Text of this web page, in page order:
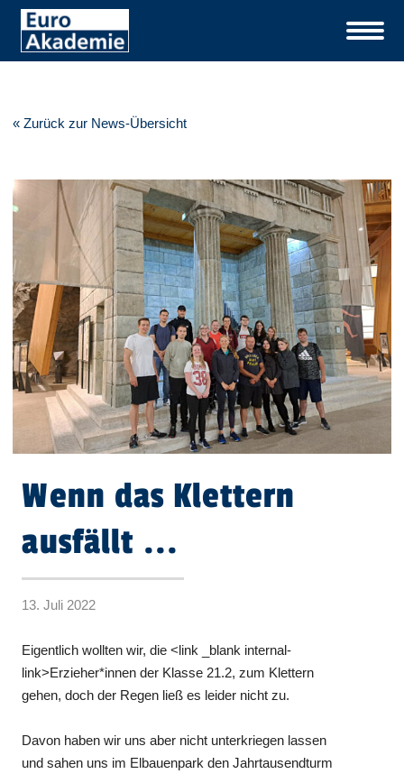
« Zurück zur News-Übersicht
Wenn das Klettern
ausfällt ...
13. Juli 2022
Eigentlich wollten wir, die <link _blank internal-
link>Erzieher*innen der Klasse 21.2, zum Klettern
gehen, doch der Regen ließ es leider nicht zu.
Davon haben wir uns aber nicht unterkriegen lassen
und sahen uns im Elbauenpark den Jahrtausendturm